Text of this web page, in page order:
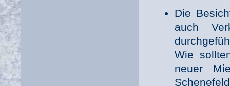
Die
auch
Wie
neuer